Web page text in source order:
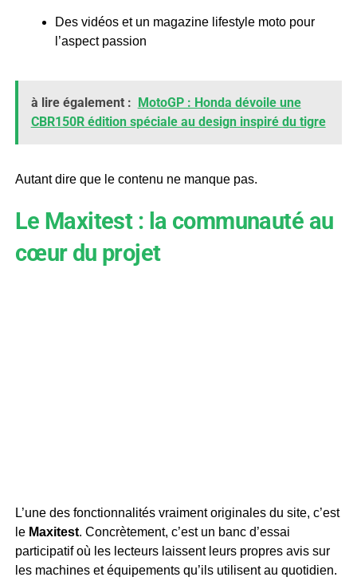
Des vidéos et un magazine lifestyle moto pour
l’aspect passion
à lire également :
MotoGP : Honda dévoile une
CBR150R édition spéciale au design inspiré du tigre
Autant dire que le contenu ne manque pas.
Le Maxitest : la communauté au
cœur du projet
L’une des fonctionnalités vraiment originales du site, c’est
le Maxitest. Concrètement, c’est un banc d’essai
participatif où les lecteurs laissent leurs propres avis sur
les machines et équipements qu’ils utilisent au quotidien.